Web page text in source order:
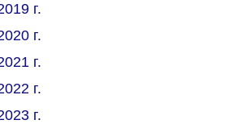
г.
г.
г.
г.
г.